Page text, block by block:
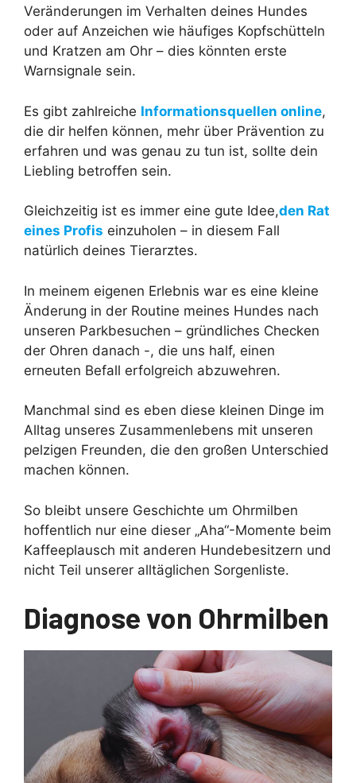
Veränderungen im Verhalten deines Hundes
oder auf Anzeichen wie häufiges Kopfschütteln
und Kratzen am Ohr – dies könnten erste
Warnsignale sein.
Es gibt zahlreiche Informationsquellen online,
die dir helfen können, mehr über Prävention zu
erfahren und was genau zu tun ist, sollte dein
Liebling betroffen sein.
Gleichzeitig ist es immer eine gute Idee,den Rat
eines Profis einzuholen – in diesem Fall
natürlich deines Tierarztes.
In meinem eigenen Erlebnis war es eine kleine
Änderung in der Routine meines Hundes nach
unseren Parkbesuchen – gründliches Checken
der Ohren danach -, die uns half, einen
erneuten Befall erfolgreich abzuwehren.
Manchmal sind es eben diese kleinen Dinge im
Alltag unseres Zusammenlebens mit unseren
pelzigen Freunden, die den großen Unterschied
machen können.
So bleibt unsere Geschichte um Ohrmilben
hoffentlich nur eine dieser „Aha“-Momente beim
Kaffeeplausch mit anderen Hundebesitzern und
nicht Teil unserer alltäglichen Sorgenliste.
Diagnose von Ohrmilben